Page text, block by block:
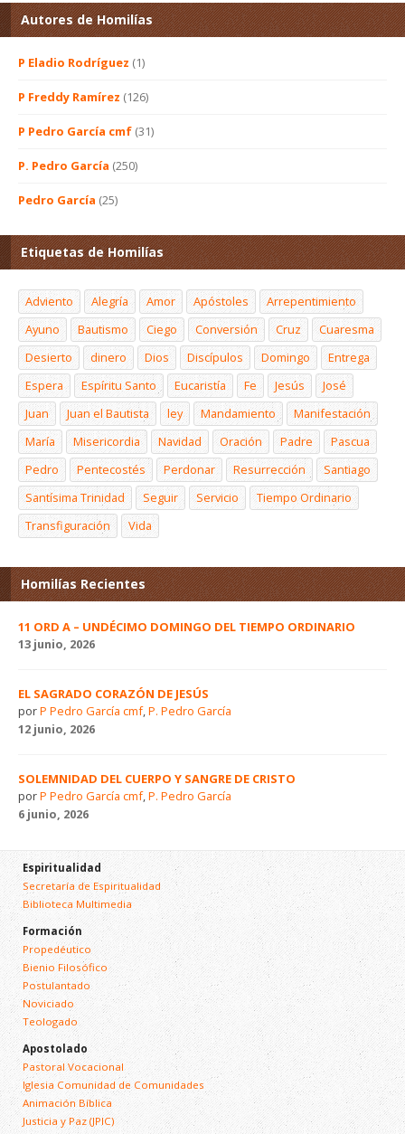
Autores de Homilías
P Eladio Rodríguez (1)
P Freddy Ramírez (126)
P Pedro García cmf (31)
P. Pedro García (250)
Pedro García (25)
Etiquetas de Homilías
Adviento Alegría Amor Apóstoles
Arrepentimiento
Ayuno
Bautismo Ciego Conversión Cruz
Cuaresma
Desierto
dinero Dios Discípulos Domingo
Entrega
Espera
Espíritu Santo Eucaristía Fe Jesús
José
Juan
Juan el Bautista ley Mandamiento
Manifestación
María
Misericordia Navidad Oración Padre
Pascua
Pedro
Pentecostés Perdonar Resurrección
Santiago
Santísima Trinidad
Seguir Servicio
Tiempo Ordinario
Transfiguración
Vida
Homilías Recientes
11 ORD A – UNDÉCIMO DOMINGO DEL TIEMPO ORDINARIO
13 junio, 2026
EL SAGRADO CORAZÓN DE JESÚS
porP Pedro García cmf,P. Pedro García
12 junio, 2026
SOLEMNIDAD DEL CUERPO Y SANGRE DE CRISTO
porP Pedro García cmf,P. Pedro García
6 junio, 2026
Espiritualidad
Secretaría de Espiritualidad
Biblioteca Multimedia
Formación
Propedéutico
Bienio Filosófico
Postulantado
Noviciado
Teologado
Apostolado
Pastoral Vocacional
Iglesia Comunidad de Comunidades
Animación Bíblica
Justicia y Paz (JPIC)